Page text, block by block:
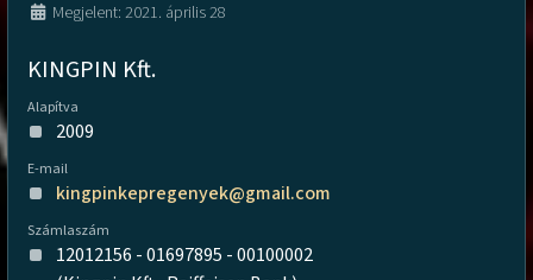
Megjelent: 2021. április 28
KINGPIN Kft.
Alapítva
2009
E-mail
kingpinkepregenyek@gmail.com
Számlaszám
12012156 - 01697895 - 00100002